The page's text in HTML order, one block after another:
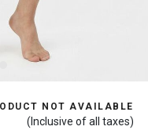
NOT AVAILABLE
(Inclusive of all taxes)